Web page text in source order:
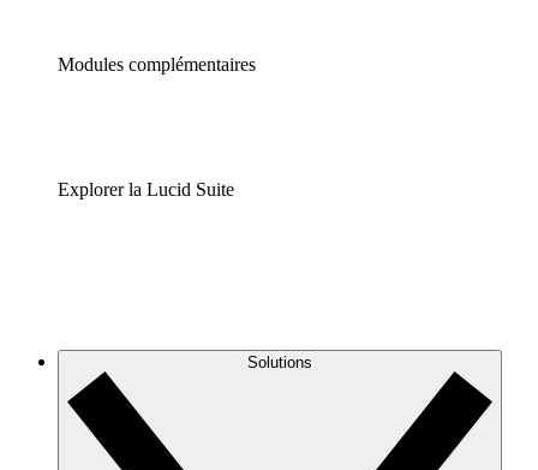
Modules complémentaires
Explorer la Lucid Suite
Solutions